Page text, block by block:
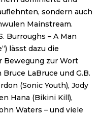
sondern auch
Mainstream.
Burroughs – A Man
lässt dazu die
Bewegung zur Wort
LaBruce und G.B.
(Sonic Youth), Jody
Hana (Bikini Kill),
Waters – und viele